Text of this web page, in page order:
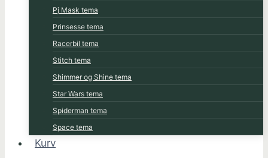
Pj Mask tema
Prinsesse tema
Racerbil tema
Stitch tema
Shimmer og Shine tema
Star Wars tema
Spiderman tema
Space tema
Kurv